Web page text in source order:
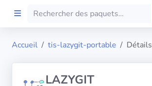
Preprod
Accueil tis-lazygit-portable Détails
LAZYGIT